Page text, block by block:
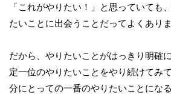
「これがやりたい！」と思っていても
たいことに出会うことだってよくありま
だから、やりたいことがはっきり明確
定一位のやりたいことをやり続けてみ
分にとっての一番のやりたいことにな